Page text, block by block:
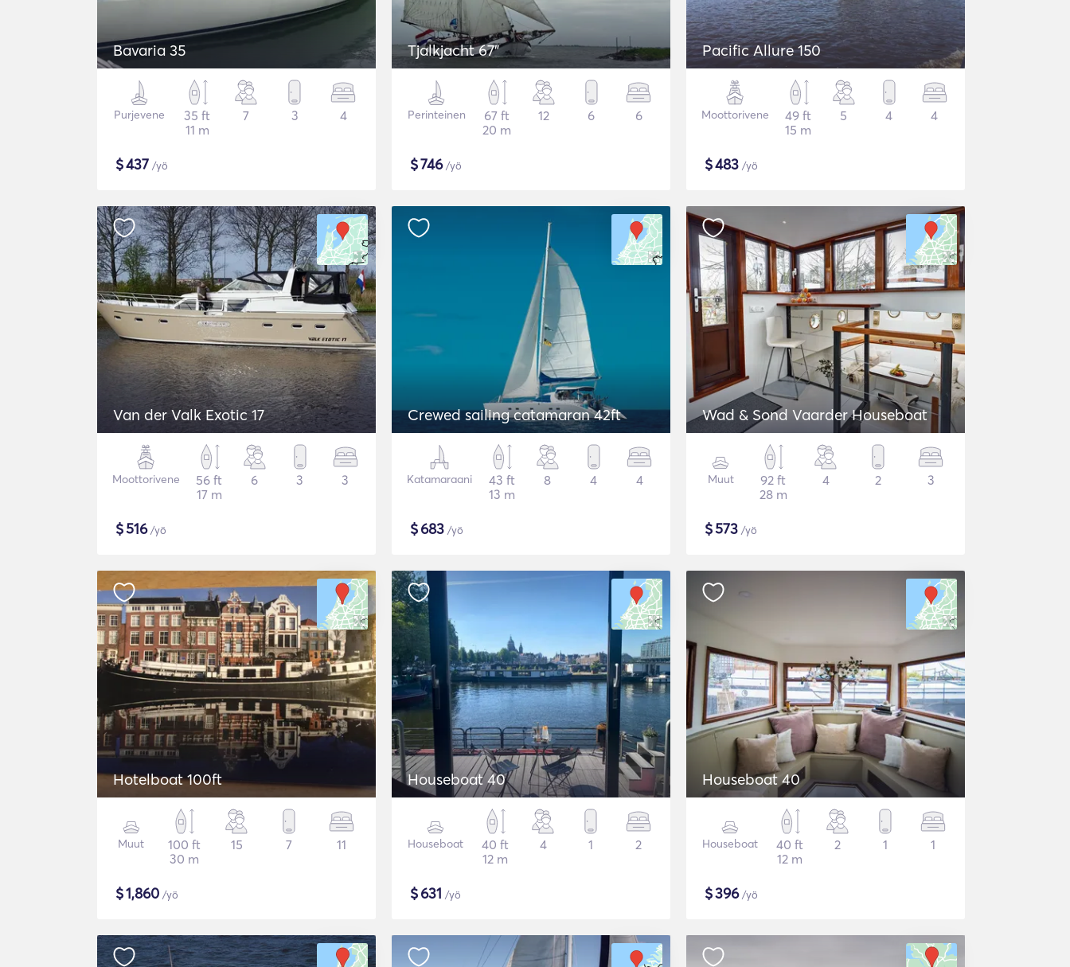
Bavaria 35
Purjevene
35 ft
11 m
7 3 4
$437 /yö
Tjalkjacht 67"
Perinteinen
67 ft
20 m
12 6 6
$746/yö
Pacific Allure 150
Moottorivene
49 ft
15 m
5 4 4
$483 /yö
Van der Valk Exotic 17
Moottorivene
56 ft
17 m
6 3 3
$516/yö
Crewed sailing catamaran 42ft
Katamaraani
43 ft
13 m
8 4 4
$683 /yö
Wad & Sond Vaarder Houseboat
Muut
92 ft
28 m
4 2 3
$573 /yö
Hotelboat 100ft
Muut
100 ft
30 m
15 7 11
$1,860 /yö
Houseboat 40
Houseboat
40 ft
12 m
4 1 2
$631 /yö
Houseboat 40
Houseboat
40 ft
12 m
2 1 1
$396/yö